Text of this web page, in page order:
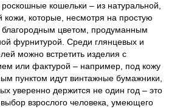
кошельки – из натуральной,
которые, несмотря на простую
цветом, продуманным
фурнитурой. Среди глянцевых и
можно встретить изделия с
или фактурой – например, под кожу
пунктом идут винтажные бумажники,
уверенно держится не один год – это
взрослого человека, умеющего